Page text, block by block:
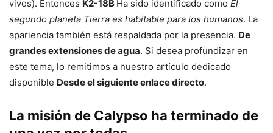
vivos). Entonces K2-18B Ha sido identificado como El
segundo planeta Tierra es habitable para los humanos. La
apariencia también está respaldada por la presencia. De
grandes extensiones de agua. Si desea profundizar en
este tema, lo remitimos a nuestro artículo dedicado
disponible Desde el siguiente enlace directo.
La misión de Calypso ha terminado de